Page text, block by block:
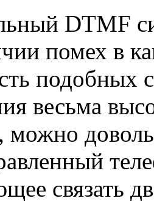
DTMF
помех в
подобных
весьма
можно
связать